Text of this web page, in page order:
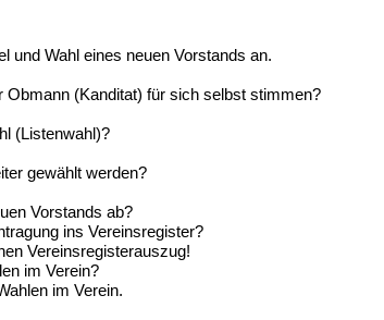
und Wahl eines neuen Vorstands an.
Obmann (Kanditat) für sich selbst stimmen?
(Listenwahl)?
gewählt werden?
Vorstands ab?
ins Vereinsregister?
Vereinsregisterauszug!
im Verein?
im Verein.